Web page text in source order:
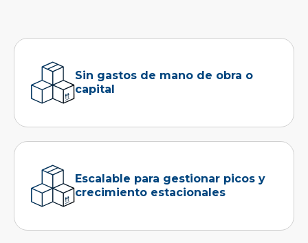
Sin gastos de mano de obra o
capital
Escalable para gestionar picos y
crecimiento estacionales